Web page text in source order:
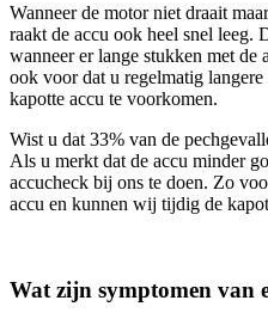
Wanneer de motor niet draait
raakt de accu ook heel snel leeg.
wanneer er lange stukken met de
ook voor dat u regelmatig
kapotte accu te voorkomen.
Wist u dat 33% van de
Als u merkt dat de accu minder
accucheck bij ons te doen. Zo
accu en kunnen wij tijdig de
Wat zijn symptomen van